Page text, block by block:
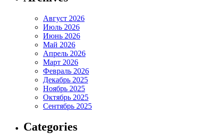
Август 2026
Июль 2026
Июнь 2026
Май 2026
Апрель 2026
Март 2026
Февраль 2026
Декабрь 2025
Ноябрь 2025
Октябрь 2025
Сентябрь 2025
Categories